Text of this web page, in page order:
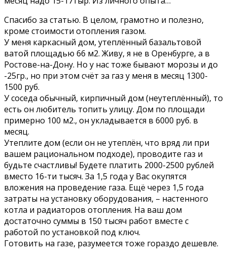
Спасибо за статью. В целом, грамотно и полезно,
кроме стоимости отопления газом.
У меня каркасный дом, утеплённый базальтовой
ватой площадью 66 м2. Живу, я не в Оренбурге, а в
Ростове-на-Дону. Но у нас тоже бывают морозы и до
-25гр., но при этом счёт за газ у меня в месяц 1300-
1500 руб.
У соседа обычный, кирпичный дом (неутеплённый), то
есть он любитель топить улицу. Дом по площади
примерно 100 м2., он укладывается в 6000 руб. в
месяц.
Утеплите дом (если он не утеплён, что вряд ли при
вашем рациональном подходе), проводите газ и
будьте счастливы! Будете платить 2000-2500 рублей
вместо 16-ти тысяч. За 1,5 года у Вас окупятся
вложения на проведение газа. Ещё через 1,5 года
затраты на установку оборудования, – настенного
котла и радиаторов отопления. На ваш дом
достаточно суммы в 150 тысяч работ вместе с
работой по установкой под ключ.
Готовить на газе, разумеется тоже гораздо дешевле.